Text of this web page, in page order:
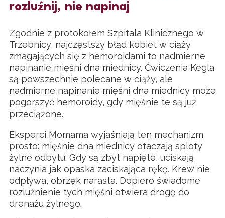
rozluźnij, nie napinaj
Zgodnie z protokołem Szpitala Klinicznego w
Trzebnicy, najczęstszy błąd kobiet w ciąży
zmagających się z hemoroidami to nadmierne
napinanie mięśni dna miednicy. Ćwiczenia Kegla
są powszechnie polecane w ciąży, ale
nadmierne napinanie mięśni dna miednicy może
pogorszyć hemoroidy, gdy mięśnie te są już
przeciążone.
Eksperci Momama wyjaśniają ten mechanizm
prosto: mięśnie dna miednicy otaczają sploty
żylne odbytu. Gdy są zbyt napięte, uciskają
naczynia jak opaska zaciskająca rękę. Krew nie
odpływa, obrzęk narasta. Dopiero świadome
rozluźnienie tych mięśni otwiera drogę do
drenażu żylnego.